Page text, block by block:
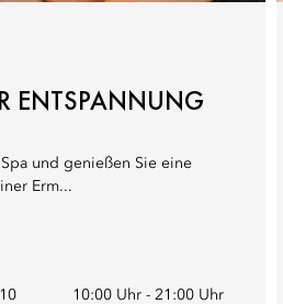
ENTSPANNUNG
und genießen Sie eine
Erm...
10:00 Uhr - 21:00 Uhr